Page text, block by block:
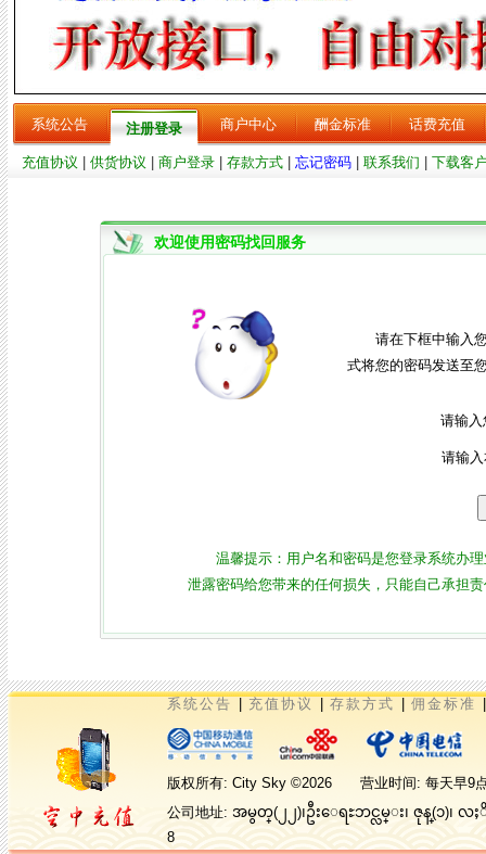
系统公告 注册登录 商户中心 酬金标准 话费充值
充值协议 供货协议 商户登录| 存款方式| 忘记密码| 联系我们 下载客
欢迎使用密码找回服务
请在下框中输入
式将您的密码发送至
请输入
请输
温馨提示：用户名和密码是您登录系统办
泄露密码给您带来的任何损失，只能自己承担
系统公告 充值协议 存款方式 佣金标准
版权所有: City Sky ©2026 营业时间: 每天早9点
公司地址: အမွတ္(၂၂)၊ဦးေရႊဘင္လမ္း၊ ဇုန္(၁)၊ လ
8